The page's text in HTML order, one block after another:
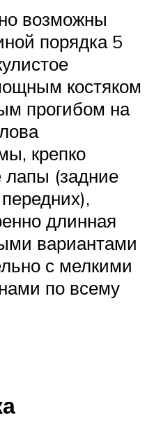
возможны
порядка 5
костяком
прогибом на
крепко
(задние
длинная
вариантами
с мелкими
по всему